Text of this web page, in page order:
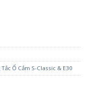
Tắc Ổ Cắm S-Classic & E30